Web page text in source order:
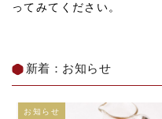
ってみてください。
新着：お知らせ
お知らせ